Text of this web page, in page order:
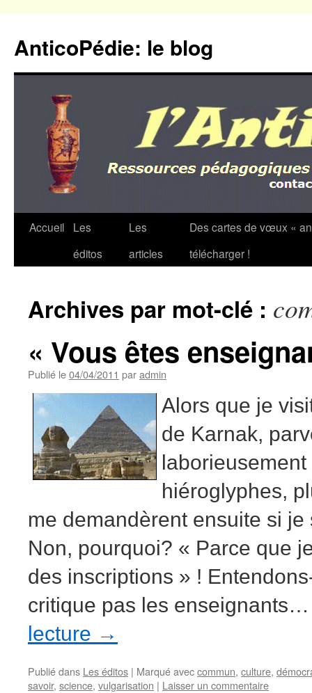
contenu
AnticoPédie: le blog
Accueil
Les
éditos
Les
articles
Des cartes de vœux «
télécharger !
Archives par mot-clé :
« Vous êtes
Publié le04/04/2011 paradmin
Alors que je
de Karnak,
hiéroglyphes,
me demandèrent ensuite si
Non, pourquoi? « Parce que
des inscriptions » !
critique pas les
lecture →
Publié dans Les éditos | Marqué aveccommun, culture,
savoir, science, vulgarisation | Laisser un commentaire